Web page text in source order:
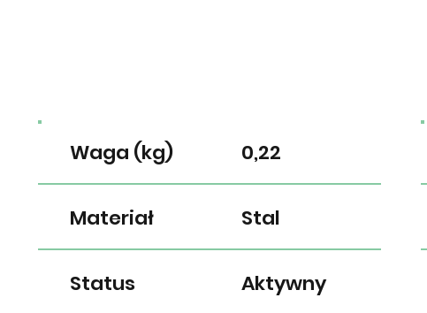
Waga (kg)
Materiał
Status
0,22
Stal
Aktywny